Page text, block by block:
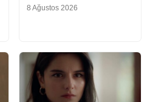
8 Ağustos 2026